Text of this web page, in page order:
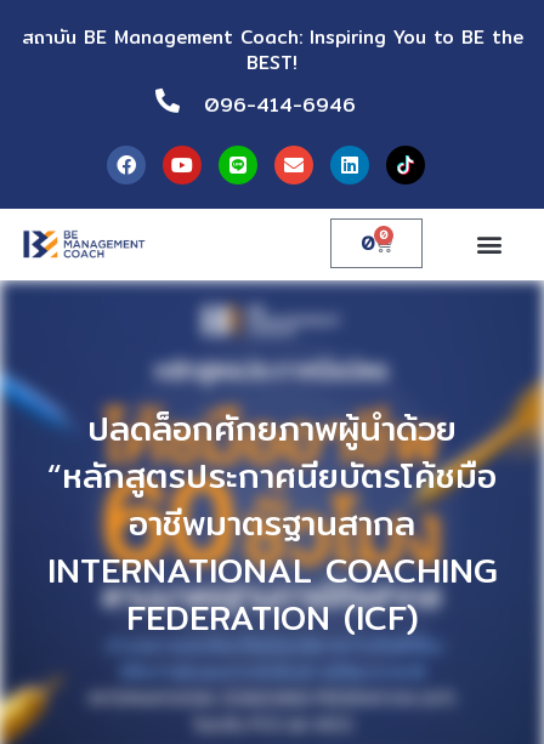
สถาบัน BE Management Coach: Inspiring You to BE the
BEST!
096-414-6946
0 0
ปลดล็อกศักยภาพผู้นำด้วย
“หลักสูตรประกาศนียบัตรโค้ชมือ
อาชีพมาตรฐานสากล
INTERNATIONAL COACHING
FEDERATION (ICF)